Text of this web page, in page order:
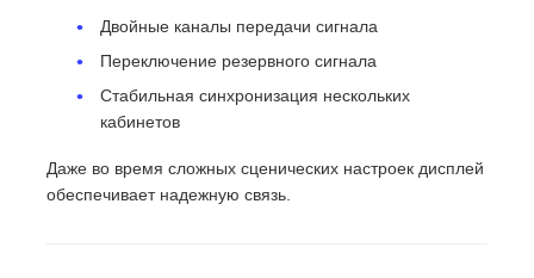
Двойные каналы передачи сигнала
Переключение резервного сигнала
Стабильная синхронизация нескольких
кабинетов
Даже во время сложных сценических настроек дисплей
обеспечивает надежную связь.